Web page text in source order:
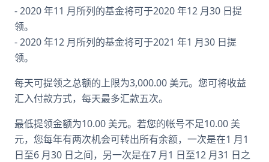
- 2020 年11 月所列的基金将可于2020 年12 月30 日提
领。
- 2020 年12 月所列的基金将可于2021 年1 月30 日提
领。
每天可提领之总额的上限为3,000.00 美元。您可将收益
汇入付款方式，每天最多汇款五次。
最低提领金额为10.00 美元。若您的帐号不足10.00 美
元，您每年有两次机会可转出所有余额，一次是在1 月1
日至6 月30 日之间，另一次是在7 月1 日至12 月31 日之